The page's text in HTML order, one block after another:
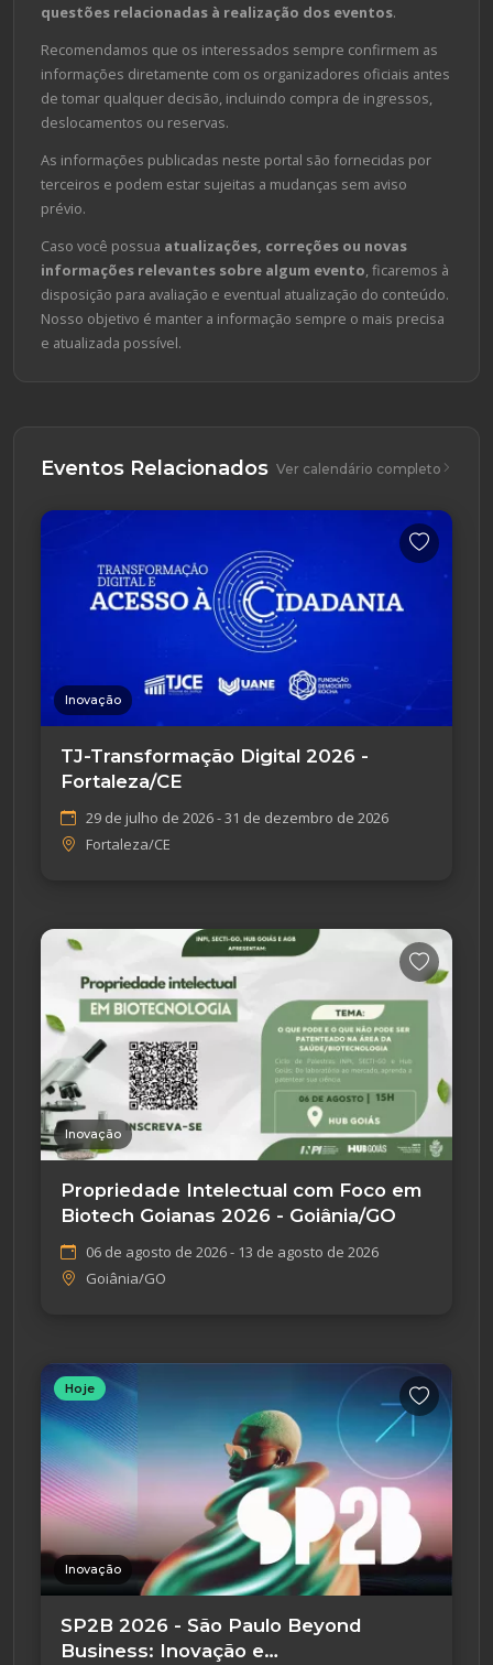
questões relacionadas à realização dos eventos.
Recomendamos que os interessados sempre confirmem as
informações diretamente com os organizadores oficiais antes
de tomar qualquer decisão, incluindo compra de ingressos,
deslocamentos ou reservas.
As informações publicadas neste portal são fornecidas por
terceiros e podem estar sujeitas a mudanças sem aviso
prévio.
Caso você possua atualizações, correções ou novas
informações relevantes sobre algum evento, ficaremos à
disposição para avaliação e eventual atualização do conteúdo.
Nosso objetivo é manter a informação sempre o mais precisa
e atualizada possível.
Eventos Relacionados Ver calendário completo
Inovação
TJ-Transformação Digital 2026 -
Fortaleza/CE
29 de julho de 2026 - 31 de dezembro de 2026
Fortaleza/CE
Inovação
Propriedade Intelectual com Foco em
Biotech Goianas 2026 - Goiânia/GO
06 de agosto de 2026 - 13 de agosto de 2026
Goiânia/GO
Hoje
Inovação
SP2B 2026 - São Paulo Beyond
Business: Inovação e